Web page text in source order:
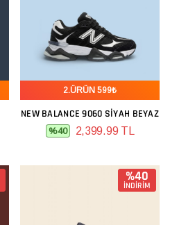
2.ÜRÜN 599₺
NEW BALANCE 9060 SIYAH BEYAZ
%40 2,399.99 TL
%40
İNDİRİM